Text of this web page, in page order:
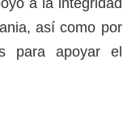
así como por
para apoyar el